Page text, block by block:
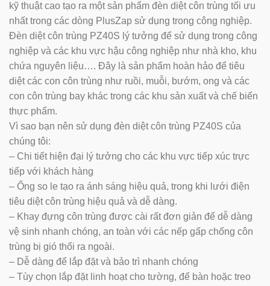
kỹ thuật cao tạo ra một sản phẩm đèn diệt côn trùng tối ưu
nhất trong các dòng PlusZap sử dụng trong công nghiệp.
Đèn diệt côn trùng PZ40S lý tưởng để sử dụng trong công
nghiệp và các khu vực hậu công nghiệp như nhà kho, khu
chứa nguyên liệu…. Đây là sản phẩm hoàn hảo để tiêu
diệt các con côn trùng như ruồi, muỗi, bướm, ong và các
con côn trùng bay khác trong các khu sản xuất và chế biến
thực phẩm.
Vì sao bạn nên sử dụng đèn diệt côn trùng PZ40S của
chúng tôi:
– Chi tiết hiện đại lý tưởng cho các khu vực tiếp xúc trực
tiếp với khách hàng
– Ống so le tạo ra ánh sáng hiệu quả, trong khi lưới điện
tiêu diệt côn trùng hiệu quả và dễ dàng.
– Khay đựng côn trùng được cài rất đơn giản để dễ dàng
vệ sinh nhanh chóng, an toàn với các nếp gấp chống côn
trùng bị gió thổi ra ngoài.
– Dễ dàng để lắp đặt và bảo trì nhanh chóng
– Tùy chọn lắp đặt linh hoạt cho tường, để bàn hoặc treo